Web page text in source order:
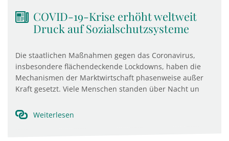
COVID-19-Krise erhöht weltweit
Druck auf Sozialschutzsysteme
Die staatlichen Maßnahmen gegen das Coronavirus,
insbesondere flächendeckende Lockdowns, haben die
Mechanismen der Marktwirtschaft phasenweise außer
Kraft gesetzt. Viele Menschen standen über Nacht un
Weiterlesen